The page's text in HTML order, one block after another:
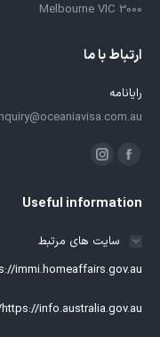
Melbourne VIC 3000
ارتباط با ما
رایانامه
ما را دنبال کنید در:
فیسبوک
کردن
پنجره
جدید
اینستاگرام
کردن
جدید
Useful information
سایت های مرتبط
immi.homeaffairs.gov.au/
https://info.australia.gov.au/